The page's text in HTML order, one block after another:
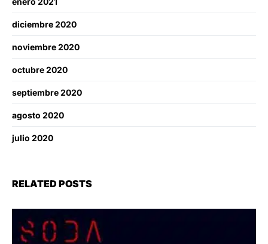
diciembre 2020
noviembre 2020
octubre 2020
septiembre 2020
agosto 2020
julio 2020
RELATED POSTS